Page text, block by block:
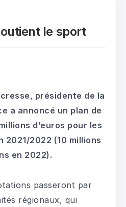
le sport
présidente de la
a annoncé un plan de
d’euros pour les
2021/2022 (10 millions
en 2022).
passeront par
régionaux, qui